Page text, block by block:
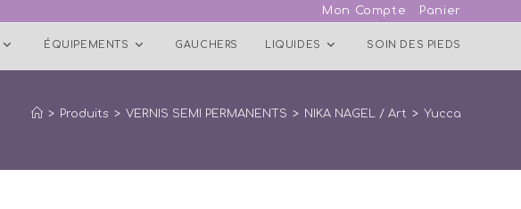
Mon Compte Panier
ÉQUIPEMENTS GAUCHERS LIQUIDES SOIN DES PIEDS
> Produits > VERNIS SEMI PERMANENTS > NIKA NAGEL / Art > Yucca